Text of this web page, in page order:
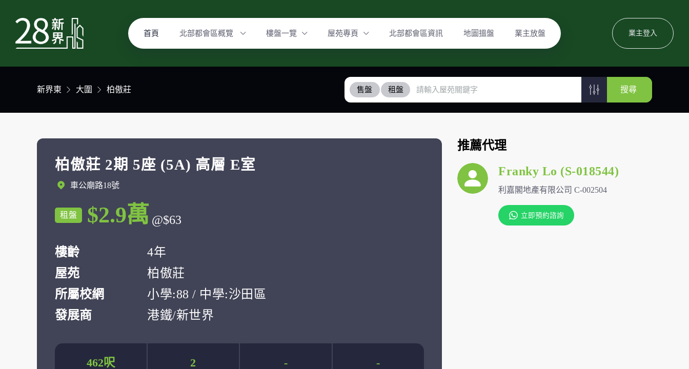
首頁 北部都會區概覽 樓盤一覽 屋苑專頁 北部都會區資訊 地圖搵盤 業主放盤 業主登入
新界東 大圍 柏傲莊 售盤 租盤 搜尋
柏傲莊 2期 5座 (5A) 高層 E室
車公廟路18號
租盤 $2.9萬 @$63
樓齡
4年
屋苑
柏傲莊
所屬校網
小學:88 / 中學:沙田區
發展商
港鐵/新世界
462呎 2 - -
推薦代理
Franky Lo (S-018544)
利嘉閣地產有限公司 C-002504
立即預約諮詢